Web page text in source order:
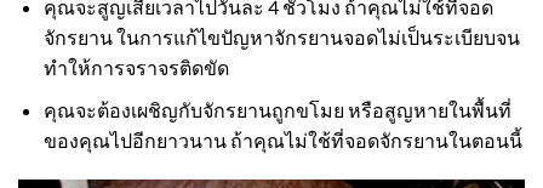
คุณจะสูญเสียเวลาไปวันละ 4 ชั่วโมง ถ้าคุณไม่ใช้ที่จอด
จักรยาน ในการแก้ไขปัญหาจักรยานจอดไม่เป็นระเบียบจน
ทำให้การจราจรติดขัด
คุณจะต้องเผชิญกับจักรยานถูกขโมย หรือสูญหายในพื้นที่
ของคุณไปอีกยาวนาน ถ้าคุณไม่ใช้ที่จอดจักรยานในตอนนี้